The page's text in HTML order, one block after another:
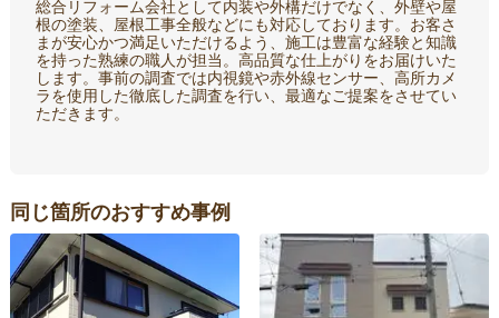
総合リフォーム会社として内装や外構だけでなく、外壁や屋
根の塗装、屋根工事全般などにも対応しております。お客さ
まが安心かつ満足いただけるよう、施工は豊富な経験と知識
を持った熟練の職人が担当。高品質な仕上がりをお届けいた
します。事前の調査では内視鏡や赤外線センサー、高所カメ
ラを使用した徹底した調査を行い、最適なご提案をさせてい
ただきます。
同じ箇所のおすすめ事例